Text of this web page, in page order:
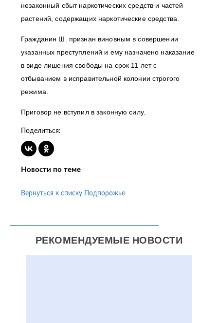
незаконный сбыт наркотических средств и частей
растений, содержащих наркотические средства.
Гражданин Ш. признан виновным в совершении
указанных преступлений и ему назначено наказание
в виде лишения свободы на срок 11 лет с
отбыванием в исправительной колонии строгого
режима.
Приговор не вступил в законную силу.
Поделиться:
Новости по теме
Вернуться к списку Подпорожье
РЕКОМЕНДУЕМЫЕ НОВОСТИ